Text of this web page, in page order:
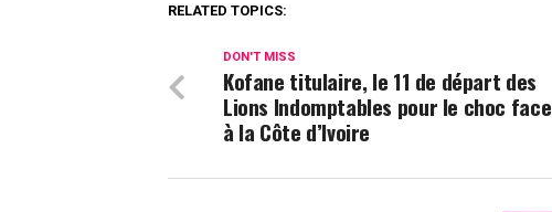
RELATED TOPICS:
DON'T MISS
Kofane titulaire, le 11 de départ des
Lions Indomptables pour le choc face
à la Côte d’Ivoire